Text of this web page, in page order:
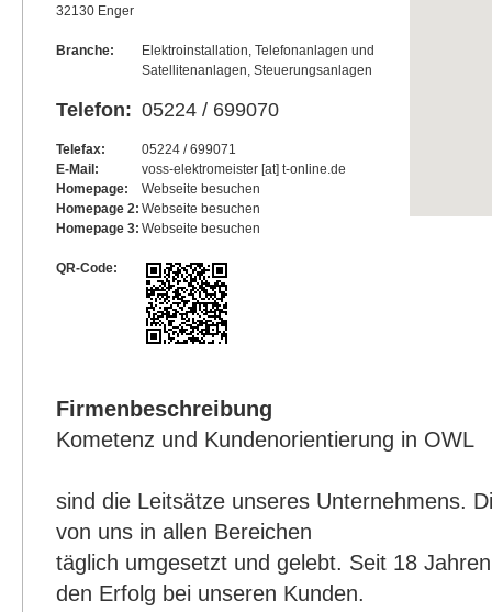
32130 Enger
Branche:
Elektroinstallation, Telefonanlagen und
Satellitenanlagen, Steuerungsanlagen
Telefon: 05224 / 699070
Telefax:
05224 / 699071
E-Mail:
voss-elektromeister [at] t-online.de
Homepage:
Webseite besuchen
Homepage 2: Webseite besuchen
Homepage 3: Webseite besuchen
QR-Code:
Firmenbeschreibung
Kometenz und Kundenorientierung in OWL
sind die Leitsätze unseres Unternehmens.
von uns in allen Bereichen
täglich umgesetzt und gelebt. Seit 18
den Erfolg bei unseren Kunden.